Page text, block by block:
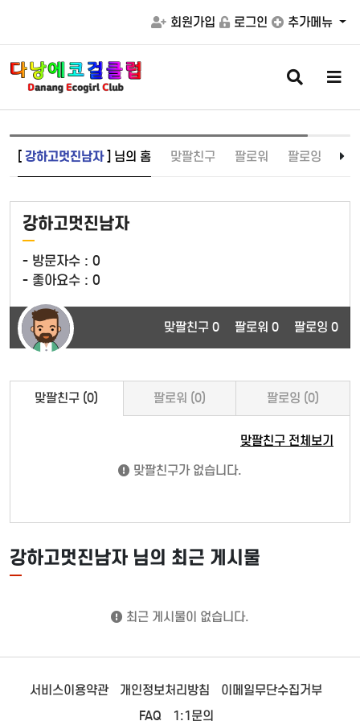
회원가입 로그인 추가메뉴
검
색
버
메
버
[ 강하고멋진남자] 님의 홈 맞팔친구 팔로워 팔로잉
강하고멋진남자
- 방문자수 : 0
- 좋아요수 : 0
맞팔친구 0 팔로워 0 팔로잉 0
맞팔친구 (0) 팔로워 (0) 팔로잉 (0)
맞팔친구 전체보기
맞팔친구가 없습니다.
강하고멋진남자 님의 최근 게시물
최근 게시물이 없습니다.
서비스이용약관 개인정보처리방침
이메일무단수집거부
FAQ
1:1문의